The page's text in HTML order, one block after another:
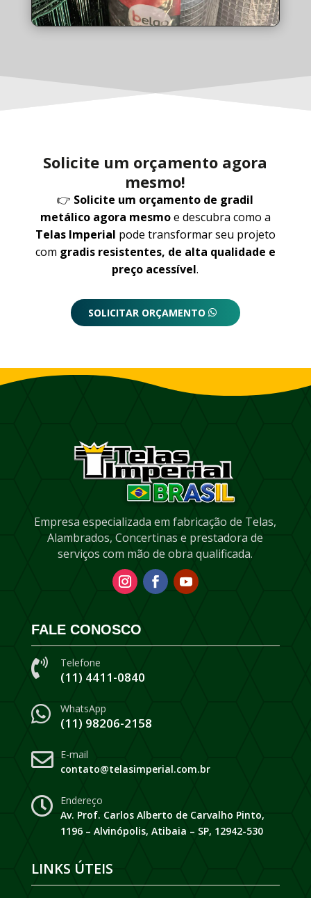
Solicite um orçamento agora
mesmo!
👉 Solicite um orçamento de gradil
metálico agora mesmoe descubra como a
Telas Imperial pode transformar seu projeto
com gradis resistentes, de alta qualidade e
preço acessível.
SOLICITAR ORÇAMENTO
Empresa especializada em fabricação de Telas,
Alambrados, Concertinas e prestadora de
serviços com mão de obra qualificada.
FALE CONOSCO
 Telefone
(11) 4411-0840
 WhatsApp
(11) 98206-2158
 E-mail
contato@telasimperial.com.br

Endereço
Av. Prof. Carlos Alberto de Carvalho Pinto,
1196 – Alvinópolis, Atibaia – SP, 12942-530
LINKS ÚTEIS